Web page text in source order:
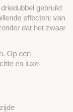
gebruikt
effecten: van
dat het zwaar
Op een
en luxe